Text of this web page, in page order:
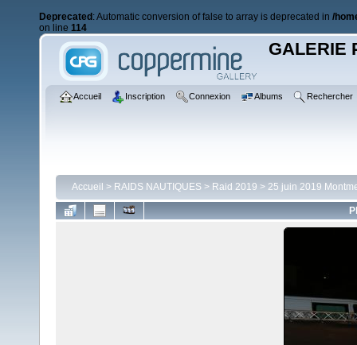
Deprecated : Automatic conversion of false to array is deprecated in /
on line 114
GALERIE
Accueil Inscription Connexion Albums Rechercher
Accueil > RAIDS NAUTIQUES > Raid 2019 > 25 juin 2019